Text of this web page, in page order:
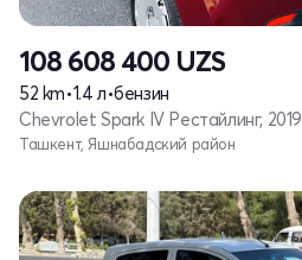
108 608 400 UZS
52 km•1.4 л•бензин
Chevrolet Spark IV Рестайлинг, 2019
Ташкент, Яшнабадский район